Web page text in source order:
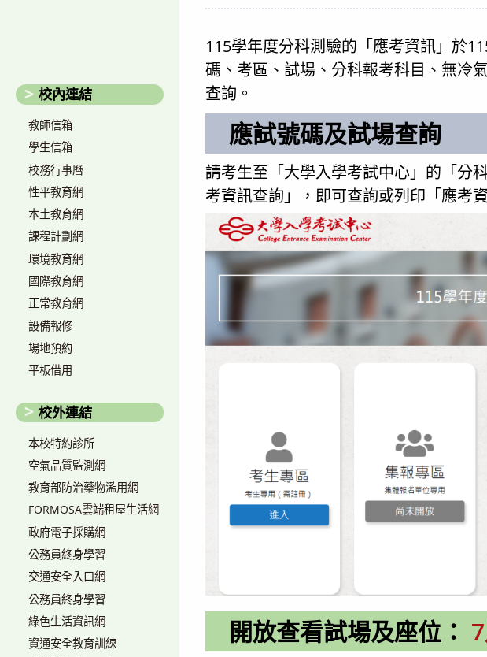
115學年度分科測驗的「應考資訊」於
碼、考區、試場、分科報考科目、無冷
查詢。
應試號碼及試場查詢
請考生至「大學入學考試中心」的「分
考資訊查詢」，即可查詢或列印「應考
開放查看試場及座位：
校內連結
教師信箱
學生信箱
校務行事曆
性平教育網
本土教育網
課程計劃網
環境教育網
國際教育網
正常教育網
設備報修
場地預約
平板借用
校外連結
本校特約診所
空氣品質監測網
教育部防治藥物濫用網
FORMOSA雲端租屋生活網
政府電子採購網
公務員終身學習
交通安全入口網
公務員終身學習
綠色生活資訊網
資通安全教育訓練